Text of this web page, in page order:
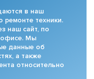
в наш
ремонте техники.
наш сайт, по
офисе. Мы
данные об
а также
относительно